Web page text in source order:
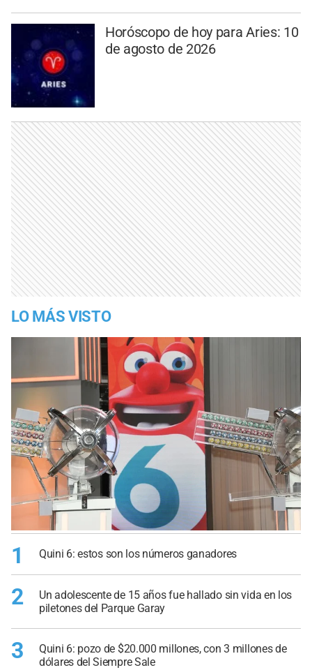
Horóscopo de hoy para Aries: 10
de agosto de 2026
LO MÁS VISTO
1 Quini 6: estos son los números ganadores
2
Un adolescente de 15 años fue hallado sin vida en los
piletones del Parque Garay
3
Quini 6: pozo de $20.000 millones, con 3 millones de
dólares del Siempre Sale